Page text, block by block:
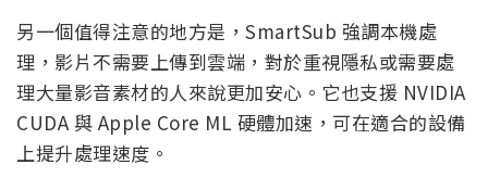
另一個值得注意的地方是，SmartSub 強調本機處
理，影片不需要上傳到雲端，對於重視隱私或需要處
理大量影音素材的人來說更加安心。它也支援 NVIDIA
CUDA 與 Apple Core ML 硬體加速，可在適合的設備
上提升處理速度。